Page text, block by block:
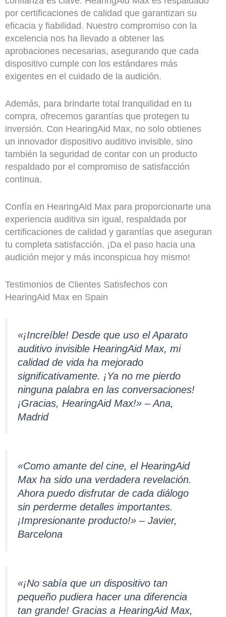
por certificaciones de calidad que garantizan su
eficacia y fiabilidad. Nuestro compromiso con la
excelencia nos ha llevado a obtener las
aprobaciones necesarias, asegurando que cada
dispositivo cumple con los estándares más
exigentes en el cuidado de la audición.
Además, para brindarte total tranquilidad en tu
compra, ofrecemos garantías que protegen tu
inversión. Con HearingAid Max, no solo obtienes
un innovador dispositivo auditivo invisible, sino
también la seguridad de contar con un producto
respaldado por el compromiso de satisfacción
continua.
Confía en HearingAid Max para proporcionarte una
experiencia auditiva sin igual, respaldada por
certificaciones de calidad y garantías que aseguran
tu completa satisfacción. ¡Da el paso hacia una
audición mejor y más inconspicua hoy mismo!
Testimonios de Clientes Satisfechos con
HearingAid Max en Spain
«¡Increíble! Desde que uso el Aparato
auditivo invisible HearingAid Max, mi
calidad de vida ha mejorado
significativamente. ¡Ya no me pierdo
ninguna palabra en las conversaciones!
¡Gracias, HearingAid Max!» – Ana,
Madrid
«Como amante del cine, el HearingAid
Max ha sido una verdadera revelación.
Ahora puedo disfrutar de cada diálogo
sin perderme detalles importantes.
¡Impresionante producto!» – Javier,
Barcelona
«¡No sabía que un dispositivo tan
pequeño pudiera hacer una diferencia
tan grande! Gracias a HearingAid Max,